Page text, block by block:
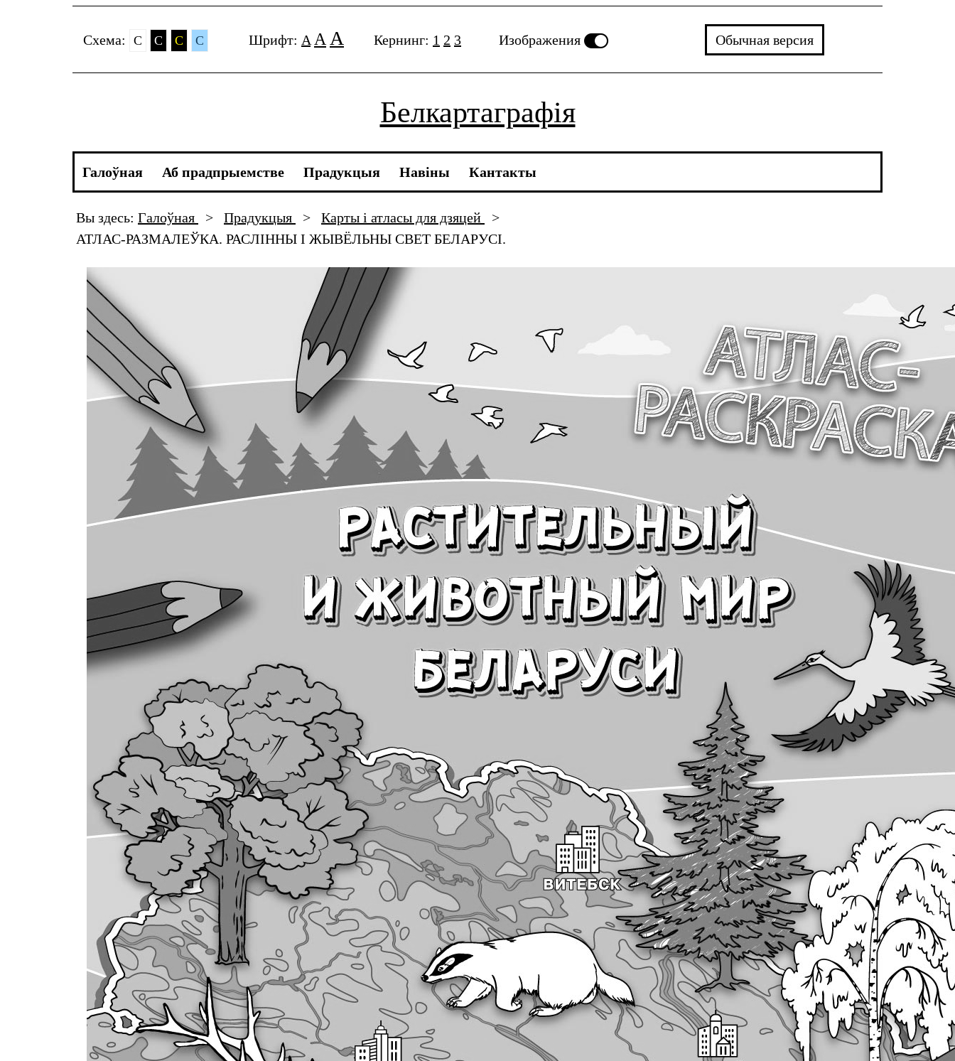
Cхема: C C C C Шрифт: A A A Кернинг: 1 2 3 Изображения Обычная версия
Белкартаграфія
Галоўная Аб прадпрыемстве Прадукцыя Навiны Кантакты
Вы здесь: Галоўная > Прадукцыя > Карты і атласы для дзяцей
>
АТЛАС-РАЗМАЛЕЎКА. РАСЛІННЫ І ЖЫВЁЛЬНЫ СВЕТ БЕЛАРУСІ.